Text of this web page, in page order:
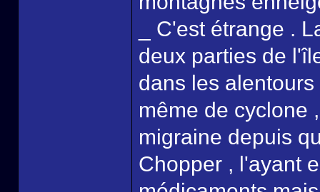
_ C'est étrange .
deux parties de
dans les
même de cyclone
migraine depuis
Chopper , l'ayant